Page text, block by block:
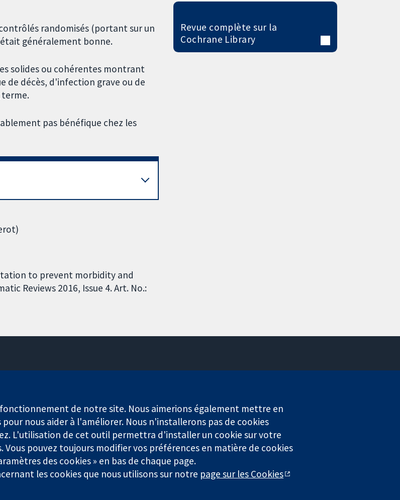
randomisés (portant sur un
généralement bonne.
solides ou cohérentes montrant
de décès, d'infection grave ou de
terme.
pas bénéfique chez les
to prevent morbidity and
Reviews 2016, Issue 4. Art. No.:
Revue complète sur la
Cochrane Library
Service de presse
Qui sommes-nous
Offres d'emploi
Cochrane Library
à responsabilité limitée par garantie (n° 03044323) enregistrée en Angleterre et au Pays de Galles. Numéro de
fonctionnement de notre site. Nous aimerions également mettre en
nous aider à l'améliorer. Nous n'installerons pas de cookies
L'utilisation de cet outil permettra d'installer un cookie sur votre
pouvez toujours modifier vos préférences en matière de cookies
des cookies » en bas de chaque page.
les cookies que nous utilisons sur notre page sur les Cookies